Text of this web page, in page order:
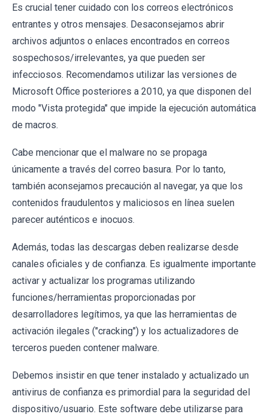
Es crucial tener cuidado con los correos electrónicos
entrantes y otros mensajes. Desaconsejamos abrir
archivos adjuntos o enlaces encontrados en correos
sospechosos/irrelevantes, ya que pueden ser
infecciosos. Recomendamos utilizar las versiones de
Microsoft Office posteriores a 2010, ya que disponen del
modo "Vista protegida" que impide la ejecución automática
de macros.
Cabe mencionar que el malware no se propaga
únicamente a través del correo basura. Por lo tanto,
también aconsejamos precaución al navegar, ya que los
contenidos fraudulentos y maliciosos en línea suelen
parecer auténticos e inocuos.
Además, todas las descargas deben realizarse desde
canales oficiales y de confianza. Es igualmente importante
activar y actualizar los programas utilizando
funciones/herramientas proporcionadas por
desarrolladores legítimos, ya que las herramientas de
activación ilegales ("cracking") y los actualizadores de
terceros pueden contener malware.
Debemos insistir en que tener instalado y actualizado un
antivirus de confianza es primordial para la seguridad del
dispositivo/usuario. Este software debe utilizarse para